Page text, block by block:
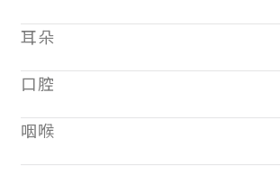
耳朵
口腔
咽喉